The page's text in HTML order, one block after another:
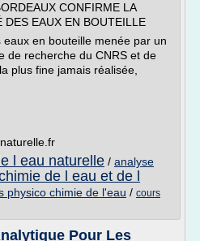
CONFIRME LA
DES EAUX EN BOUTEILLE
en bouteille menée par un
de recherche du CNRS et de
plus fine jamais réalisée,
l eau naturelle / analyse
de l eau et de l
physico chimie de l'eau / cours
Pour Les